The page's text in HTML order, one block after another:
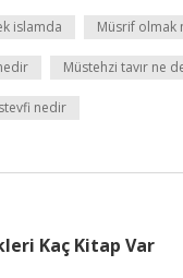
islamda Müsrif olmak
Müstehzi tavır ne
nedir
Kaç Kitap Var